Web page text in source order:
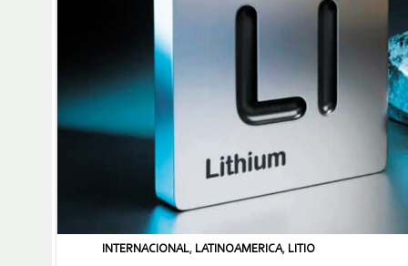
INTERNACIONAL, LATINOAMERICA, LITIO